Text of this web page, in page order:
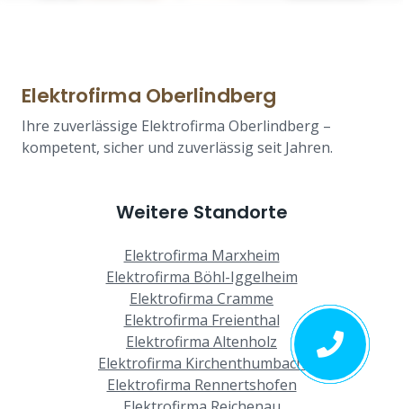
Elektrofirma Oberlindberg
Ihre zuverlässige Elektrofirma Oberlindberg –
kompetent, sicher und zuverlässig seit Jahren.
Weitere Standorte
Elektrofirma Marxheim
Elektrofirma Böhl-Iggelheim
Elektrofirma Cramme
Elektrofirma Freienthal
Elektrofirma Altenholz
Elektrofirma Kirchenthumbach
Elektrofirma Rennertshofen